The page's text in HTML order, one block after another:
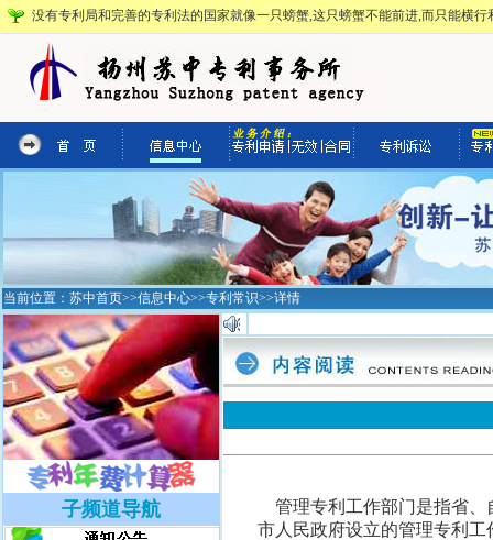
没有专利局和完善的专利法的国家就像一只螃蟹,这只螃蟹不能前进,而只能横
当前位置： 苏中首页>>信息中心>>专利常识>>详情
子频道导航
管理专利工作部门是指省、
市人民政府设立的管理专利